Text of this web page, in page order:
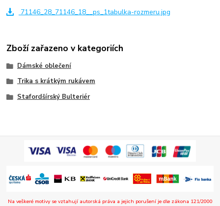
71146_28_71146_18__ps_1tabulka-rozmeru.jpg
Zboží zařazeno v kategoriích
Dámské oblečení
Trika s krátkým rukávem
Stafordšírský Bulteriér
Na veškeré motivy se vztahují autorská práva a jejich porušení je dle zákona 121/2000